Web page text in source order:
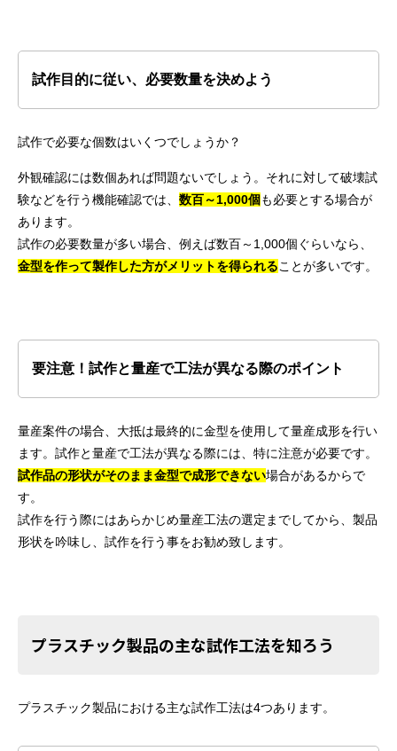
試作目的に従い、必要数量を決めよう
試作で必要な個数はいくつでしょうか？
外観確認には数個あれば問題ないでしょう。それに対して破壊試
験などを行う機能確認では、 数百～1,000個も必要とする場合が
あります。
試作の必要数量が多い場合、例えば数百～1,000個ぐらいなら、
金型を作って製作した方がメリットを得られることが多いです。
要注意！試作と量産で工法が異なる際のポイント
量産案件の場合、大抵は最終的に金型を使用して量産成形を行い
ます。試作と量産で工法が異なる際には、特に注意が必要です。
試作品の形状がそのまま金型で成形できない場合があるからで
す。
試作を行う際にはあらかじめ量産工法の選定までしてから、製品
形状を吟味し、試作を行う事をお勧め致します。
プラスチック製品の主な試作工法を知ろう
プラスチック製品における主な試作工法は4つあります。